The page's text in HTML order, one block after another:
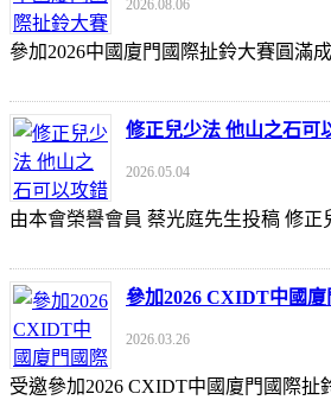
2026.08.06
參加2026中國廈門國際扯鈴大賽圓滿
修正兒少法 他山之石可
2026.05.04
由本會榮譽會員 蔡光庭先生投稿 修正
參加2026 CXIDT中國
2026.03.26
受邀參加2026 CXIDT中國廈門國際